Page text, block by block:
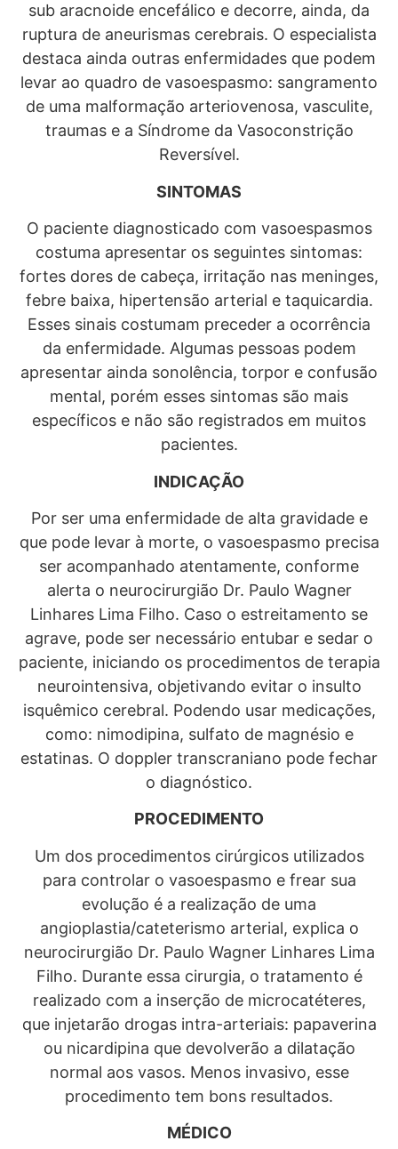
sub aracnoide encefálico e decorre, ainda, da
ruptura de aneurismas cerebrais. O especialista
destaca ainda outras enfermidades que podem
levar ao quadro de vasoespasmo: sangramento
de uma malformação arteriovenosa, vasculite,
traumas e a Síndrome da Vasoconstrição
Reversível.
SINTOMAS
O paciente diagnosticado com vasoespasmos
costuma apresentar os seguintes sintomas:
fortes dores de cabeça, irritação nas meninges,
febre baixa, hipertensão arterial e taquicardia.
Esses sinais costumam preceder a ocorrência
da enfermidade. Algumas pessoas podem
apresentar ainda sonolência, torpor e confusão
mental, porém esses sintomas são mais
específicos e não são registrados em muitos
pacientes.
INDICAÇÃO
Por ser uma enfermidade de alta gravidade e
que pode levar à morte, o vasoespasmo precisa
ser acompanhado atentamente, conforme
alerta o neurocirurgião Dr. Paulo Wagner
Linhares Lima Filho. Caso o estreitamento se
agrave, pode ser necessário entubar e sedar o
paciente, iniciando os procedimentos de terapia
neurointensiva, objetivando evitar o insulto
isquêmico cerebral. Podendo usar medicações,
como: nimodipina, sulfato de magnésio e
estatinas. O doppler transcraniano pode fechar
o diagnóstico.
PROCEDIMENTO
Um dos procedimentos cirúrgicos utilizados
para controlar o vasoespasmo e frear sua
evolução é a realização de uma
angioplastia/cateterismo arterial, explica o
neurocirurgião Dr. Paulo Wagner Linhares Lima
Filho. Durante essa cirurgia, o tratamento é
realizado com a inserção de microcatéteres,
que injetarão drogas intra-arteriais: papaverina
ou nicardipina que devolverão a dilatação
normal aos vasos. Menos invasivo, esse
procedimento tem bons resultados.
MÉDICO